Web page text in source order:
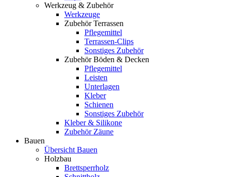
Werkzeug & Zubehör
Werkzeuge
Zubehör Terrassen
Pflegemittel
Terrassen-Clips
Sonstiges Zubehör
Zubehör Böden & Decken
Pflegemittel
Leisten
Unterlagen
Kleber
Schienen
Sonstiges Zubehör
Kleber & Silikone
Zubehör Zäune
Bauen
Übersicht Bauen
Holzbau
Brettsperrholz